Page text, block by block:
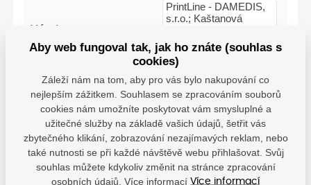
PrintLine - DAMEDIS,
s.r.o.; Kaštanová
Ivanovice, 620 00 Brno;
info@damedis.cz
Kompatibilní tiskárny
Panasonic KX-FL 401
Aby web fungoval tak, jak ho znáte (souhlas s
cookies)
Záleží nám na tom, aby pro vás bylo nakupování co
nejlepším zážitkem. Souhlasem se zpracováním souborů
cookies nám umožníte poskytovat vám smysluplné a
užitečné služby na základě vašich údajů, šetřit vás
zbytečného klikání, zobrazování nezajímavých reklam, nebo
také nutnosti se při každé návštěvě webu přihlašovat. Svůj
souhlas můžete kdykoliv změnit na stránce zpracování
osobních údajů. Více informací Více informací